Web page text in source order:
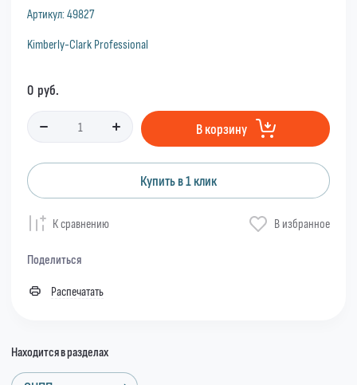
Артикул:49827
Kimberly-Clark Professional
0 руб.
В корзину
Купить в 1 клик
К сравнению В избранное
Поделиться
Распечатать
Находится в разделах